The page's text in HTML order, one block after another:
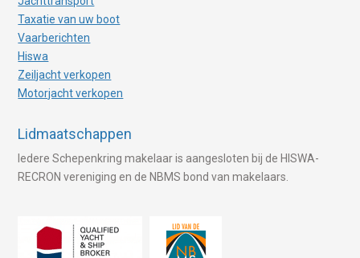
Taxatie van uw boot
Vaarberichten
Hiswa
Zeiljacht verkopen
Motorjacht verkopen
Lidmaatschappen
Iedere Schepenkring makelaar is aangesloten bij de HISWA-
RECRON vereniging en de NBMS bond van makelaars.